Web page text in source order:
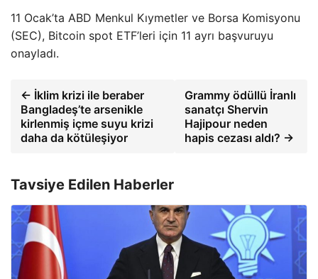
11 Ocak’ta ABD Menkul Kıymetler ve Borsa Komisyonu
(SEC), Bitcoin spot ETF’leri için 11 ayrı başvuruyu
onayladı.
← İklim krizi ile beraber
Bangladeş’te arsenikle
kirlenmiş içme suyu krizi
daha da kötüleşiyor
Grammy ödüllü İranlı
sanatçı Shervin
Hajipour neden
hapis cezası aldı? →
Tavsiye Edilen Haberler